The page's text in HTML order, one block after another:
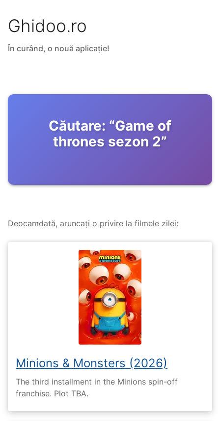
Ghidoo.ro
În curând, o nouă aplicație!
Căutare: “Game of
thrones sezon 2”
Deocamdată, aruncați o privire la filmele zilei:
Minions & Monsters (2026)
The third installment in the Minions spin-off
franchise. Plot TBA.